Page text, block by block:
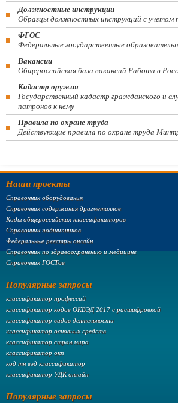
Должностные инструкции
Образцы должностных инструкций с учетом
ФГОС
Федеральные государственные
Вакансии
Общероссийская база вакансий Работа в
Кадастр оружия
Государственный кадастр гражданского и
патронов к нему
Правила по охране труда
Действующие правила по охране труда
Наши проекты
Справочник оборудования
Справочник содержания драгметаллов
Коды общероссийских классификаторов
Справочник подшипников
Федеральные реестры онлайн
Справочник по здравоохранению и медицине
Справочник ГОСТов
Популярные запросы
классификатор профессий
классификатор кодов ОКВЭД 2017 с расшифровкой
классификатор видов деятельности
классификатор основных средств
классификатор стран мира
классификатор окп
код тн вэд классификатор
классификатор УДК онлайн
Популярные запросы